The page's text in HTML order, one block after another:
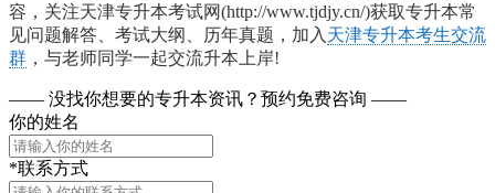
容，关注天津专升本考试网(http://www.tjdjy.cn/)获取专升本常
见问题解答、考试大纲、历年真题，加入 天津专升本考生交流
群 ，与老师同学一起交流升本上岸!
—— 没找你想要的专升本资讯？ 预约免费咨询 ——
你的姓名
*联系方式